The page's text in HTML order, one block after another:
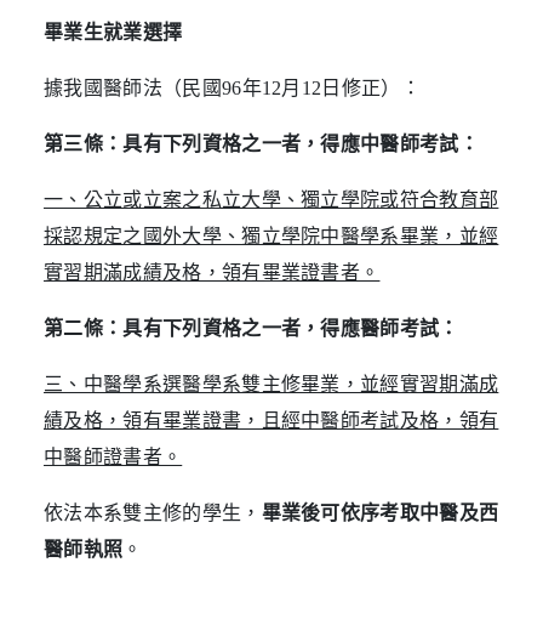
畢業生就業選擇
據我國醫師法（民國96年12月12日修正）：
第三條：具有下列資格之一者，得應中醫師考試：
一、公立或立案之私立大學、獨立學院或符合教育部
採認規定之國外大學、獨立學院中醫學系畢業，並經
實習期滿成績及格，領有畢業證書者。
第二條：具有下列資格之一者，得應醫師考試：
三、中醫學系選醫學系雙主修畢業，並經實習期滿成
績及格，領有畢業證書，且經中醫師考試及格，領有
中醫師證書者。
依法本系雙主修的學生， 畢業後可依序考取中醫及西
醫師執照 。